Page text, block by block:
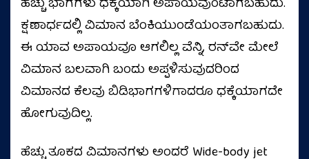
ಕ್ಷಣಾರ್ಧದಲ್ಲಿ ವಿಮಾನ ಬೆಂಕಿಯುಂಡೆಯಂತಾಗಬಹುದು.
ಈ ಯಾವ ಅಪಾಯವೂ ಆಗಲಿಲ್ಲ ವೆನ್ನಿ, ರನ್‌ವೇ ಮೇಲೆ
ವಿಮಾನ ಬಲವಾಗಿ ಬಂದು ಅಪ್ಪಳಿಸುವುದರಿಂದ
ವಿಮಾನದ ಕೆಲವು ಬಿಡಿಭಾಗಗಳಿಗಾದರೂ ಧಕ್ಕೆಯಾಗದೇ
ಹೋಗುವುದಿಲ್ಲ.
ಹೆಚ್ಚು ತೂಕದ ವಿಮಾನಗಳು ಅಂದರೆ Wide-body jet